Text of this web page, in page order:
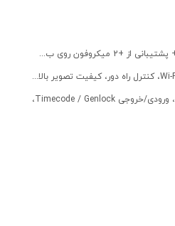
خروجی و اتصالات: 12G-SDI، HDMI، ورودی/خروجی Timecode / Genlock،